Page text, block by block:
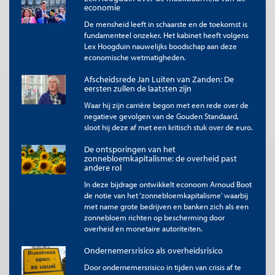
wat hij de klassieke economie noemde, de mainstream van die
tijd. Volgens die klassieke theorie kon geen langdurige
onvrijwillige werkloosheid bestaan. Daarvoor zorgde de
werking van markten, als die tenminste niet werd gehinderd
door bijvoorbeeld het optreden van vakbonden met te hoge
was dit geen overtuigend verhaal.
De door Keynes aangesproken economen waren in grote
verwarring. Wat was nou het theoretische punt dat Keynes
maakte? Een jaar na de publicatie van de General Theory kwam
Keynes and the classics. A suggested interpretation” een
antwoord gaf dat erin ging als koek. Prijs- en loonrigiditeit was
uiteindelijk de oorzaak van hardnekkige onvrijwillige
Dit antwoord werd ook omarmd door mensen als Tinbergen,
die de econometrie aan het ontwikkelen waren en
mogelijkheden zagen om de vergelijkingen uit het model van
overheid als uitvoerder van stabilisatiebeleid te onderbouwen.
Na de Tweede Wereldoorlog vond de verdere ontwikkeling van
economie
De mensheid leeft in schaarste en de toekomst is
fundamenteel onzeker. Het kabinet heeft volgens
Lex Hoogduin nauwelijks boodschap aan deze
economische wetmatigheden.
Afscheidsrede Jan Luiten van Zanden: De
eersten zullen de laatsten zijn
Waar hij zijn carrière begon met een rede over de
negatieve gevolgen van de Gouden Standaard,
sloot hij deze af met een kritisch stuk over de euro.
De ontsporingen van het
zonnebloemkapitalisme: de overheid past
andere rol
In deze bijdrage ontwikkelt econoom Arnoud Boot
de notie van het ‘zonnebloemkapitalisme’ waarbij
met name grote bedrijven en banken zich als een
zonnebloem richten op bescherming door
overheid en monetaire autoriteiten.
Ondernemersrisico als overheidsrisico
Door ondernemersrisico in tijden van crisis af te